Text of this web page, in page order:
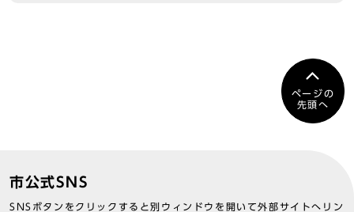
ページの
先頭へ
市公式SNS
SNSボタンをクリックすると別ウィンドウを開いて外部サイトへリン